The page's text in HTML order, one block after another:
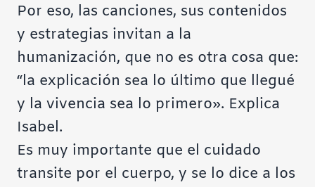
Por eso, las canciones, sus contenidos
y estrategias invitan a la
humanización, que no es otra cosa que:
“la explicación sea lo último que llegué
y la vivencia sea lo primero». Explica
Isabel.
Es muy importante que el cuidado
transite por el cuerpo, y se lo dice a los